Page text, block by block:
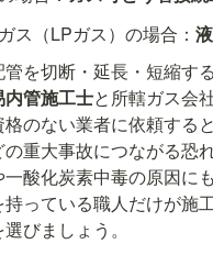
ス（LPガス）の場合：
管を切断・延長・短縮す
内管施工士と所轄ガス会
のない業者に依頼する
重大事故につながる恐
酸化炭素中毒の原因に
っている職人だけが施
びましょう。